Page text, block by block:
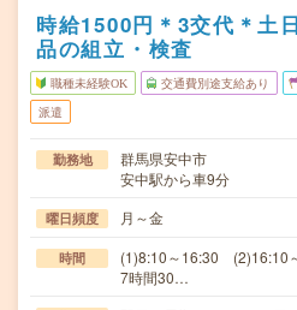
時給1500円＊3交代＊土
品の組立・検査
職種未経験OK 交通費別途支給あり
派遣
勤務地
群馬県安中市
安中駅から車9分
曜日頻度 月～金
時間
(1)8:10～16:30
7時間30…